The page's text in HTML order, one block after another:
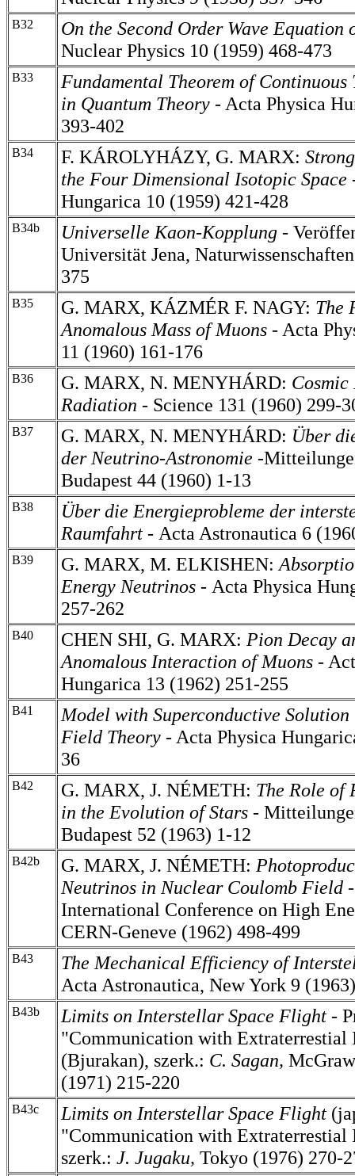
B32
On the Second Order Wave
Nuclear Physics 10 (1959) 468-473
B33
Fundamental Theorem of Continuous
in Quantum Theory - Acta Physica
393-402
B34 F. KÁROLYHÁZY, G. MARX:
the Four Dimensional Isotopic
Hungarica 10 (1959) 421-428
B34b Universelle Kaon-Kopplung -
Universität Jena,
375
B35 G. MARX, KÁZMÉR F. NAGY: The
Anomalous Mass of Muons - Acta
11 (1960) 161-176
B36 G. MARX, N. MENYHÁRD:
Radiation - Science 131 (1960) 299-
B37 G. MARX, N. MENYHÁRD: Über
der Neutrino-Astronomie -
Budapest 44 (1960) 1-13
B38
Über die Energieprobleme der
Raumfahrt - Acta Astronautica 6
B39 G. MARX, M. ELKISHEN:
Energy Neutrinos - Acta Physica
257-262
B40 CHEN SHI, G. MARX: Pion Decay
Anomalous Interaction of Muons -
Hungarica 13 (1962) 251-255
B41
Model with Superconductive
Field Theory - Acta Physica
36
B42 G. MARX, J. NÉMETH: The Role of
in the Evolution of Stars -
Budapest 52 (1963) 1-12
B42b G. MARX, J. NÉMETH:
Neutrinos in Nuclear Coulomb Field
International Conference on High
CERN-Geneve (1962) 498-499
B43
The Mechanical Efficiency of
Acta Astronautica, New York 9
B43b Limits on Interstellar Space Flight -
"Communication with Extraterrestial
(Bjurakan), szerk.: C. Sagan,
(1971) 215-220
B43c Limits on Interstellar Space Flight
"Communication with Extraterrestial
szerk.: J. Jugaku, Tokyo (1976) 270-